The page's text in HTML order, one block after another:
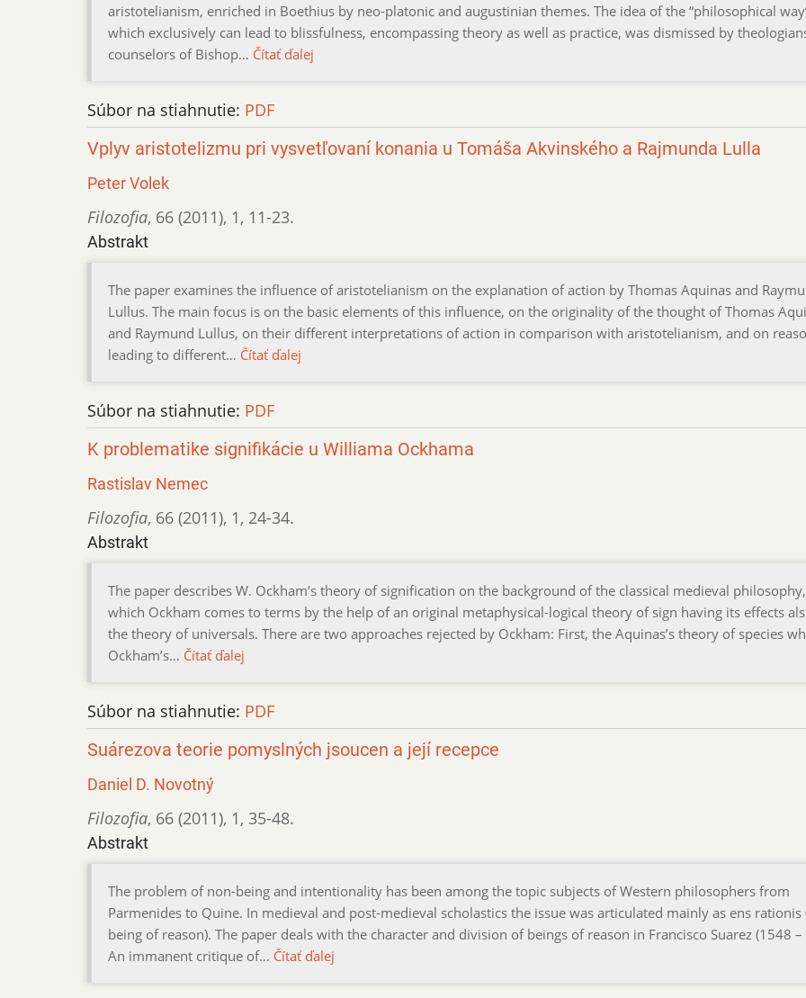
aristotelianism, enriched in Boethius by neo-platonic and augustinian themes. The idea of the “philosophical
which exclusively can lead to blissfulness, encompassing theory as well as practice, was dismissed by
counselors of Bishop… Čítať ďalej
Súbor na stiahnutie: PDF
Vplyv aristotelizmu pri vysvetľovaní konania u Tomáša Akvinského a Rajmunda Lulla
Peter Volek
Filozofia, 66 (2011), 1, 11-23.
Abstrakt
The paper examines the influence of aristotelianism on the explanation of action by Thomas Aquinas and
Lullus. The main focus is on the basic elements of this influence, on the originality of the thought of Thomas
and Raymund Lullus, on their different interpretations of action in comparison with aristotelianism, and on
leading to different… Čítať ďalej
Súbor na stiahnutie: PDF
K problematike signifikácie u Williama Ockhama
Rastislav Nemec
Filozofia, 66 (2011), 1, 24-34.
Abstrakt
The paper describes W. Ockham’s theory of signification on the background of the classical medieval
which Ockham comes to terms by the help of an original metaphysical-logical theory of sign having its effects
the theory of universals. There are two approaches rejected by Ockham: First, the Aquinas’s theory of species
Ockham’s… Čítať ďalej
Súbor na stiahnutie: PDF
Suárezova teorie pomyslných jsoucen a její recepce
Daniel D. Novotný
Filozofia, 66 (2011), 1, 35-48.
Abstrakt
The problem of non-being and intentionality has been among the topic subjects of Western philosophers from
Parmenides to Quine. In medieval and post-medieval scholastics the issue was articulated mainly as ens rationis
being of reason). The paper deals with the character and division of beings of reason in Francisco Suarez (1548 –
An immanent critique of… Čítať ďalej